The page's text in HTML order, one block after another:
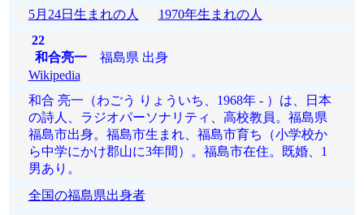
5月24日生まれの人
1970年生まれの人
22
和合亮一福島県 出身
Wikipedia
和合 亮一（わごう りょういち、1968年 - ）は、日本
の詩人、ラジオパーソナリティ、高校教員。福島県
福島市出身。福島市生まれ、福島市育ち（小学校か
ら中学にかけ郡山に3年間）。福島市在住。既婚、1
男あり。
全国の福島県出身者